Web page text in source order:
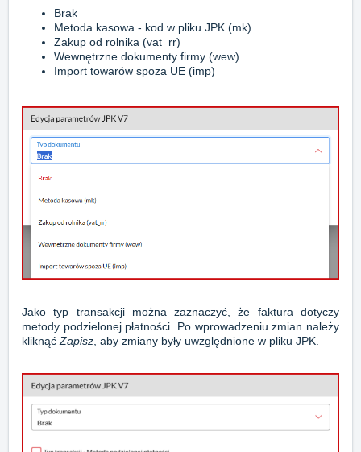
Brak
Metoda kasowa - kod w pliku JPK (mk)
Zakup od rolnika (vat_rr)
Wewnętrzne dokumenty firmy (wew)
Import towarów spoza UE (imp)
Jako typ transakcji można zaznaczyć, że faktura dotyczy
metody podzielonej płatności. Po wprowadzeniu zmian należy
kliknąć Zapisz , aby zmiany były uwzględnione w pliku JPK.